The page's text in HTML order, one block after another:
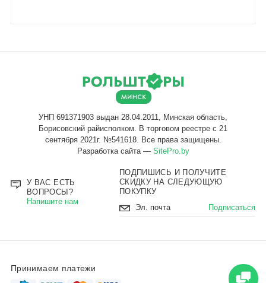
Разработка сайта — SitePro.by